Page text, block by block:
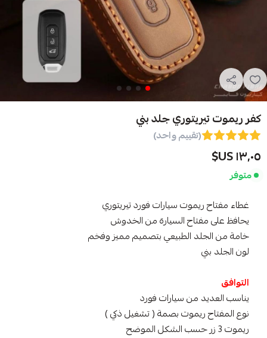
كفر ريموت تيريتوري جلد بني
(تقييم واحد)
١٣٫٠٥ US$
متوفر
غطاء مفتاح ريموت سيارات فورد تيريتوري
يحافظ على مفتاح السيارة من الخدوش
خامة من الجلد الطبيعي بتصميم مميز وفخم
لون الجلد بني
التوافق
يناسب العديد من سيارات فورد
نوع المفتاح ريموت بصمة ( تشغيل ذكي )
ريموت 3 زر حسب الشكل الموضح